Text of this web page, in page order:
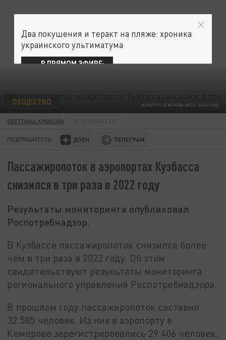
АЭРОПОРТ КЕМЕРОВА. ФОТО: ЦАРЬГРАД
ОБЩЕСТВО
СВЕТЛАНА КРЮКОВА
ПОДПИШИТЕСЬ:
Пассажиропоток в аэропортах Кузбасса
снизился в три раза в 2022 году
Результаты мониторинга опубликовал
Роспотребнадзор.
В Кузбассе пассажиропоток снизился более
чем в три раза в 2022 году. Об этом
свидетельствуют результаты мониторинга
регионального управления Роспотребнадзора.
В прошлом году пассажиропоток составил
32 585 человек. Из них в аэропорту в
Кемерове зарегистрировались 29 406 человек,
Два покушения и теракт на пляже: хроника
украинского ультиматума
В ПРЯМОМ ЭФИРЕ: